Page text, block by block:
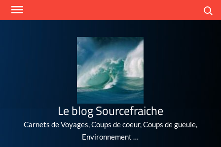
Skip
Le blog Sourcefraiche
Carnets de Voyages, Coups de coeur, Coups de gueule,
Environnement …